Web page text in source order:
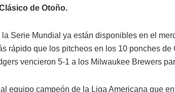
de Otoño.
la Serie Mundial ya están disponibles en el
rápido que los pitcheos en los 10 ponches
vencieron 5-1 a los Milwaukee Brewers
equipo campeón de la Liga Americana que